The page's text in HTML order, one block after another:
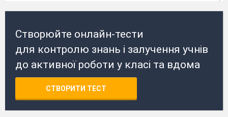
Створюйте онлайн-тести
для контролю знань і залучення учнів
до активної роботи у класі та вдома
СТВОРИТИ ТЕСТ